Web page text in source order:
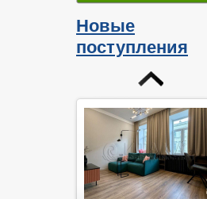
Новые
поступления